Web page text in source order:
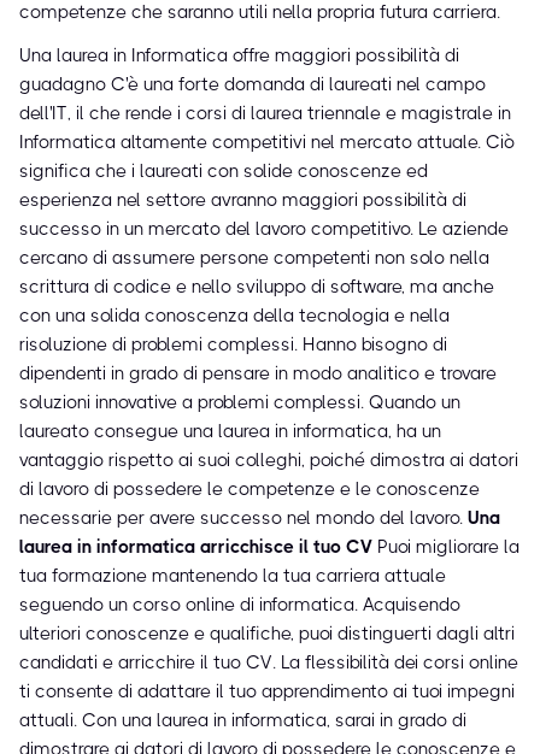
competenze che saranno utili nella propria futura carriera.
Una laurea in Informatica offre maggiori possibilità di
guadagno C'è una forte domanda di laureati nel campo
dell'IT, il che rende i corsi di laurea triennale e magistrale in
Informatica altamente competitivi nel mercato attuale. Ciò
significa che i laureati con solide conoscenze ed
esperienza nel settore avranno maggiori possibilità di
successo in un mercato del lavoro competitivo. Le aziende
cercano di assumere persone competenti non solo nella
scrittura di codice e nello sviluppo di software, ma anche
con una solida conoscenza della tecnologia e nella
risoluzione di problemi complessi. Hanno bisogno di
dipendenti in grado di pensare in modo analitico e trovare
soluzioni innovative a problemi complessi. Quando un
laureato consegue una laurea in informatica, ha un
vantaggio rispetto ai suoi colleghi, poiché dimostra ai datori
di lavoro di possedere le competenze e le conoscenze
necessarie per avere successo nel mondo del lavoro. Una
laurea in informatica arricchisce il tuo CV Puoi migliorare la
tua formazione mantenendo la tua carriera attuale
seguendo un corso online di informatica. Acquisendo
ulteriori conoscenze e qualifiche, puoi distinguerti dagli altri
candidati e arricchire il tuo CV. La flessibilità dei corsi online
ti consente di adattare il tuo apprendimento ai tuoi impegni
attuali. Con una laurea in informatica, sarai in grado di
dimostrare ai datori di lavoro di possedere le conoscenze e